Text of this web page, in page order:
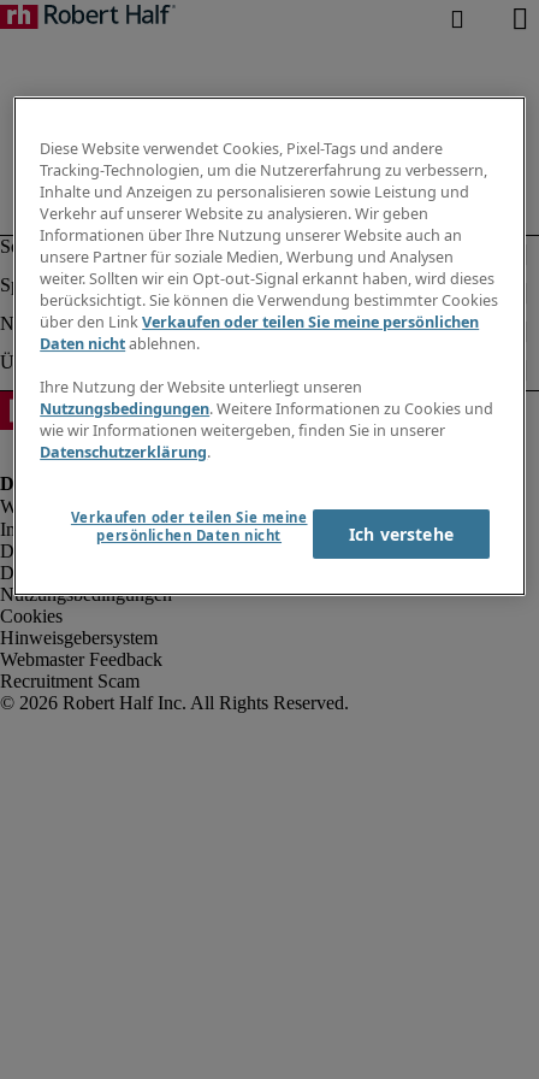
Impressum
Datenschutz
Datenschutz Arbeitnehmer/Zeitarbeitskräfte
Nutzungsbedingungen
Cookies
Hinweisgebersystem
Webmaster Feedback
Recruitment Scam
Diese Website verwendet Cookies, Pixel-Tags und andere
Tracking-Technologien, um die Nutzererfahrung zu verbessern,
Inhalte und Anzeigen zu personalisieren sowie Leistung und
Verkehr auf unserer Website zu analysieren. Wir geben
Informationen über Ihre Nutzung unserer Website auch an
unsere Partner für soziale Medien, Werbung und Analysen
weiter. Sollten wir ein Opt-out-Signal erkannt haben, wird dieses
berücksichtigt. Sie können die Verwendung bestimmter Cookies
über den LinkVerkaufen oder teilen Sie meine persönlichen
Daten nichtablehnen.
Ihre Nutzung der Website unterliegt unseren
Nutzungsbedingungen. Weitere Informationen zu Cookies und
wie wir Informationen weitergeben, finden Sie in unserer
Datenschutzerklärung.
Verkaufen oder teilen Sie meine
persönlichen Daten nicht
Ich verstehe